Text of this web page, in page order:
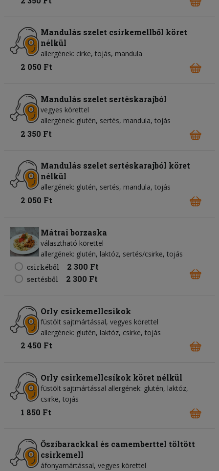
Mandulás szelet csirkemellből köret
nélkül
allergének: cirke, tojás, mandula
2 050 Ft
Mandulás szelet sertéskarajból
vegyes körettel
allergének: glutén, sertés, mandula, tojás
2 350 Ft
Mandulás szelet sertéskarajból köret
nélkül
allergének: glutén, sertés, mandula, tojás
2 050 Ft
Mátrai borzaska
választható körettel
allergének: glutén, laktóz, sertés/csirke, tojás
csirkéből
2 300 Ft
sertésből 2 300 Ft
Orly csirkemellcsíkok
füstölt sajtmártással, vegyes körettel
allergének: glutén, laktóz, csirke, tojás
2 450 Ft
Orly csirkemellcsíkok köret nélkül
füstölt sajtmártással allergének: glutén, laktóz,
csirke, tojás
1 850 Ft
Őszibarackkal és camemberttel töltött
csirkemell
áfonyamártással, vegyes körettel